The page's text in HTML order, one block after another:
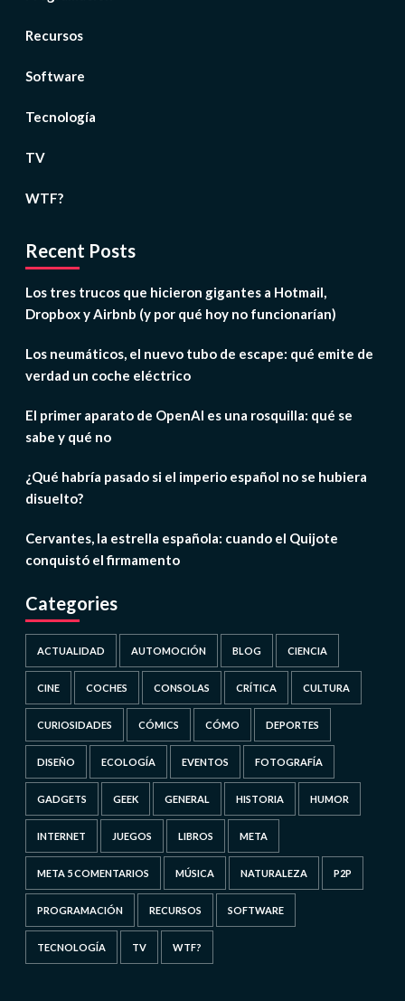
Recursos
Software
Tecnología
TV
WTF?
Recent Posts
Los tres trucos que hicieron gigantes a Hotmail,
Dropbox y Airbnb (y por qué hoy no funcionarían)
Los neumáticos, el nuevo tubo de escape: qué emite de
verdad un coche eléctrico
El primer aparato de OpenAI es una rosquilla: qué se
sabe y qué no
¿Qué habría pasado si el imperio español no se hubiera
disuelto?
Cervantes, la estrella española: cuando el Quijote
conquistó el firmamento
Categories
ACTUALIDAD AUTOMOCIÓN BLOG CIENCIA
CINE COCHES CONSOLAS CRÍTICA CULTURA
CURIOSIDADES CÓMICS CÓMO DEPORTES
DISEÑO ECOLOGÍA EVENTOS FOTOGRAFÍA
GADGETS GEEK GENERAL HISTORIA HUMOR
INTERNET JUEGOS LIBROS META
META 5 COMENTARIOS MÚSICA NATURALEZA P2P
PROGRAMACIÓN RECURSOS SOFTWARE
TECNOLOGÍA TV WTF?